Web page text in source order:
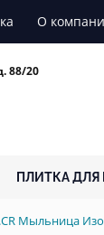
О
88/20
ПЛИТКА ДЛЯ
Мыльница